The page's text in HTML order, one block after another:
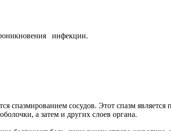
инфекции.
спазмированием сосудов. Этот спазм является
а затем и других слоев органа.